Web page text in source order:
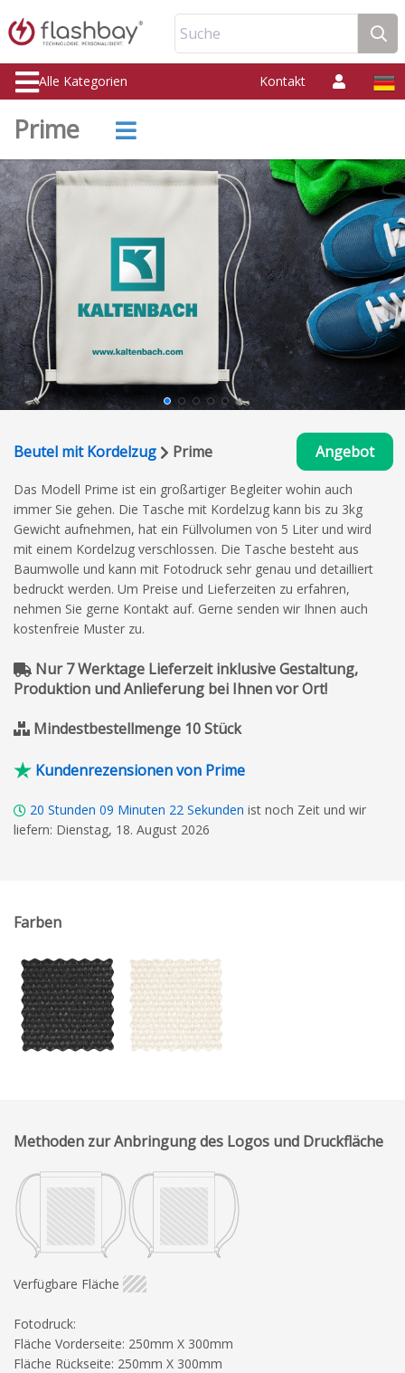
Suche
Alle Kategorien Kontakt
Prime
Beutel mit Kordelzug Prime Angebot
Das Modell Prime ist ein großartiger Begleiter wohin auch
immer Sie gehen. Die Tasche mit Kordelzug kann bis zu 3kg
Gewicht aufnehmen, hat ein Füllvolumen von 5 Liter und wird
mit einem Kordelzug verschlossen. Die Tasche besteht aus
Baumwolle und kann mit Fotodruck sehr genau und detailliert
bedruckt werden. Um Preise und Lieferzeiten zu erfahren,
nehmen Sie gerne Kontakt auf. Gerne senden wir Ihnen auch
kostenfreie Muster zu.
Nur 7 Werktage Lieferzeit inklusive Gestaltung,
Produktion und Anlieferung bei Ihnen vor Ort!
Mindestbestellmenge 10 Stück
Kundenrezensionen von Prime
20 Stunden 09 Minuten 21 Sekunden ist noch Zeit und wir
liefern: Dienstag, 18. August 2026
Farben
Methoden zur Anbringung des Logos und Druckfläche
Verfügbare Fläche
Fotodruck:
Fläche Vorderseite: 250mm X 300mm
Fläche Rückseite: 250mm X 300mm